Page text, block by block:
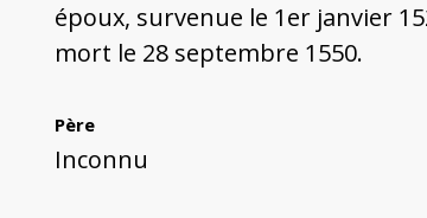
époux, survenue le 1er janvier
mort le 28 septembre 1550.
Père
Inconnu